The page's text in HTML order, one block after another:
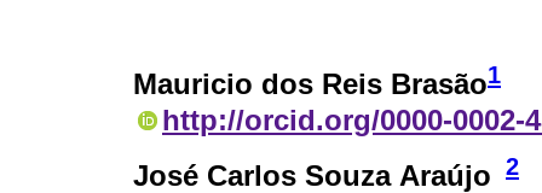
Mauricio dos Reis Brasão1
http://orcid.org/0000-0002-
José Carlos Souza Araújo 2